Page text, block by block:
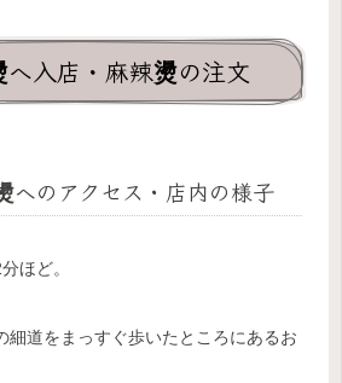
入店・麻辣燙の注文
へのアクセス・店内の様子
ほど。
細道をまっすぐ歩いたところにあるお